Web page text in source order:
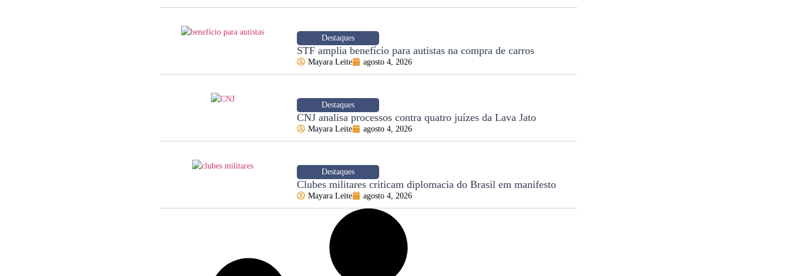
Destaques
STF amplia benefício para autistas na compra de carros
Mayara Leite agosto 4, 2026
Destaques
CNJ analisa processos contra quatro juízes da Lava Jato
Mayara Leite agosto 4, 2026
Destaques
Clubes militares criticam diplomacia do Brasil em manifesto
Mayara Leite agosto 4, 2026